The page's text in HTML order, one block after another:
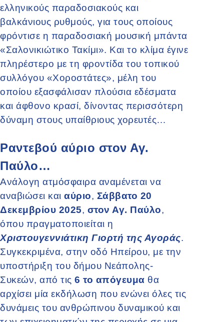
ελληνικούς παραδοσιακούς και
βαλκάνιους ρυθμούς, για τους οποίους
φρόντισε η παραδοσιακή μουσική μπάντα
«Σαλονικιώτικο Τακίμι». Και το κλίμα έγινε
πληρέστερο με τη φροντίδα του τοπικού
συλλόγου «Χοροστάτες», μέλη του
οποίου εξασφάλισαν πλούσια εδέσματα
και άφθονο κρασί, δίνοντας περισσότερη
δύναμη στους υπαίθριους χορευτές…
Ραντεβού αύριο στον Αγ.
Παύλο…
Ανάλογη ατμόσφαιρα αναμένεται να
αναβιώσει και αύριο, Σάββατο 20
Δεκεμβρίου 2025, στον Αγ. Παύλο,
όπου πραγματοποιείται η
Χριστουγεννιάτικη Γιορτή της Αγοράς.
Συγκεκριμένα, στην οδό Ηπείρου, με την
υποστήριξη του δήμου Νεάπολης-
Συκεών, από τις 6 το απόγευμα θα
αρχίσει μία εκδήλωση που ενώνει όλες τις
δυνάμεις του ανθρώπινου δυναμικού και